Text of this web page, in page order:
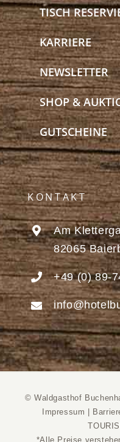
TISCH
KARRIERE
NEWSLETTER
SHOP &
GUTSCHEINE
KONTAKT
Am
82065
+49 (0) 89-
© Waldgasthof
Impressum
*Alle Preise